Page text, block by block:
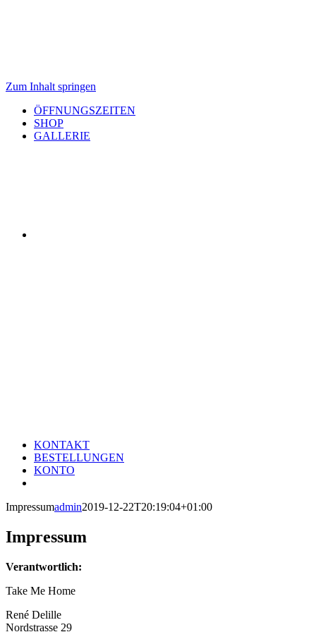
Zum Inhalt springen
ÖFFNUNGSZEITEN
SHOP
GALLERIE
KONTAKT
BESTELLUNGEN
KONTO
Impressumadmin2019-12-22T20:19:04+01:00
Impressum
Verantwortlich:
Take Me Home
René Delille
Nordstrasse 29